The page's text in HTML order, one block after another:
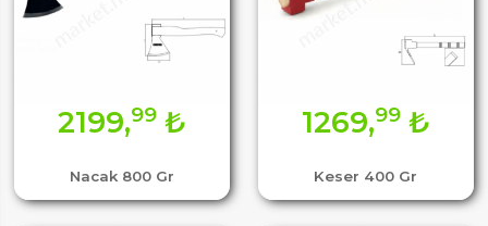
Nacak 800 Gr
2199,99 ₺
Keser 400 Gr
1269,99₺